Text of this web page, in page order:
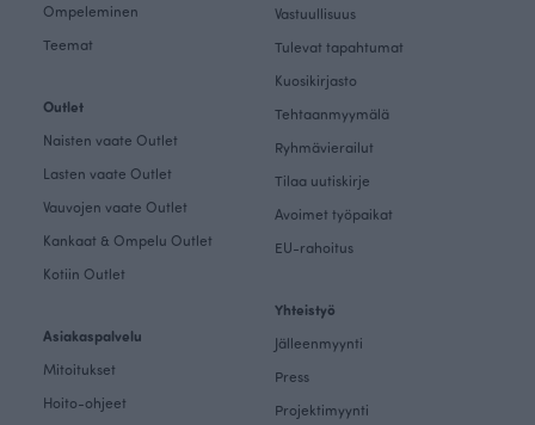
Ompeleminen
Teemat
Outlet
Naisten vaate Outlet
Lasten vaate Outlet
Vauvojen vaate Outlet
Kankaat & Ompelu Outlet
Kotiin Outlet
Asiakaspalvelu
Mitoitukset
Hoito-ohjeet
Vastuullisuus
Tulevat tapahtumat
Kuosikirjasto
Tehtaanmyymälä
Ryhmävierailut
Tilaa uutiskirje
Avoimet työpaikat
EU-rahoitus
Yhteistyö
Jälleenmyynti
Press
Projektimyynti